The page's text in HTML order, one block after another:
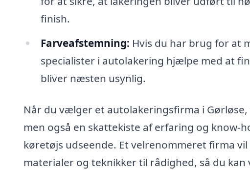
finish.
Farveafstemning: Hvis du har brug for at
specialister i autolakering hjælpe med at
bliver næsten usynlig.
Når du vælger et autolakeringsfirma i
men også en skattekiste af erfaring og know-
køretøjs udseende. Et velrenommeret firma
materialer og teknikker til rådighed, så du